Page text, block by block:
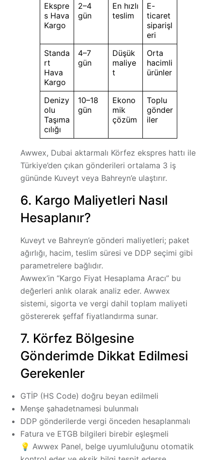
Ekspre
s Hava
Kargo
2–4
gün
En hızlı
teslim
E-
ticaret
siparişl
eri
Standa
rt
Hava
Kargo
4–7
gün
Düşük
maliye
t
Orta
hacimli
ürünler
Denizy
olu
Taşıma
cılığı
10–18
gün
Ekono
mik
çözüm
Toplu
gönder
iler
Awwex, Dubai aktarmalı Körfez ekspres hattı ile
Türkiye’den çıkan gönderileri ortalama 3 iş
gününde Kuveyt veya Bahreyn’e ulaştırır.
6. Kargo Maliyetleri Nasıl
Hesaplanır?
Kuveyt ve Bahreyn’e gönderi maliyetleri; paket
ağırlığı, hacim, teslim süresi ve DDP seçimi gibi
parametrelere bağlıdır.
Awwex’in “Kargo Fiyat Hesaplama Aracı” bu
değerleri anlık olarak analiz eder. Awwex
sistemi, sigorta ve vergi dahil toplam maliyeti
göstererek şeffaf fiyatlandırma sunar.
7. Körfez Bölgesine
Gönderimde Dikkat Edilmesi
Gerekenler
GTİP (HS Code) doğru beyan edilmeli
Menşe şahadetnamesi bulunmalı
DDP gönderilerde vergi önceden hesaplanmalı
Fatura ve ETGB bilgileri birebir eşleşmeli
💡 Awwex Panel, belge uyumluluğunu otomatik